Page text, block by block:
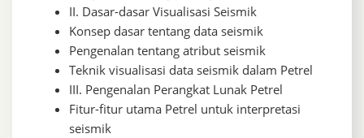
II. Dasar-dasar Visualisasi Seismik
Konsep dasar tentang data seismik
Pengenalan tentang atribut seismik
Teknik visualisasi data seismik dalam Petrel
III. Pengenalan Perangkat Lunak Petrel
Fitur-fitur utama Petrel untuk interpretasi
seismik